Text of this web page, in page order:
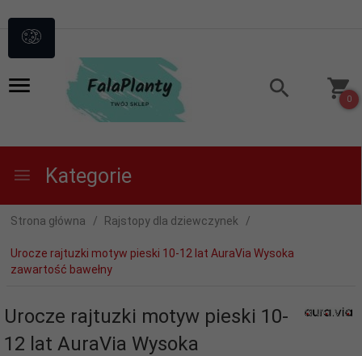
0
Kategorie
Strona główna Rajstopy dla dziewczynek
Urocze rajtuzki motyw pieski 10-12 lat AuraVia Wysoka
zawartość bawełny
Urocze rajtuzki motyw pieski 10-
12 lat AuraVia Wysoka